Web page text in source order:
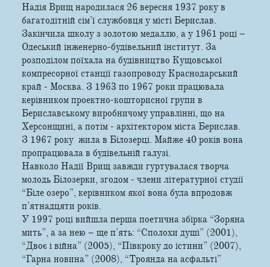
Надія Врищ народилася 26 вересня 1937 року в
багатодітній сім’ї службовця у місті Берислав.
Закінчила школу з золотою медаллю, а у 1961 році –
Одеський інженерно-будівельний інститут. За
розподілом поїхала на будівництво Кущовської
компресорної станції газопроводу Краснодарський
край - Москва. З 1963 по 1967 роки працювала
керівником проектно-кошторисної групи в
Бериславському виробничому управлінні, що на
Херсонщині, а потім - архітектором міста Берислав.
З 1967 року жила в Білозерці. Майже 40 років вона
пропрацювала в будівельній галузі.
Навколо Надії Врищ завжди гуртувалася творча
молодь Білозерки, згодом - члени літературної студії
“Біле озеро”, керівником якої вона була впродовж
п’ятнадцяти років.
У 1997 році вийшла перша поетична збірка “Зоряна
мить”, а за нею – ще п’ять: “Сполохи душі” (2001),
“Двоє і війна” (2005), “Півкроку до істини” (2007),
“Гарна новина” (2008), “Троянда на асфальті”